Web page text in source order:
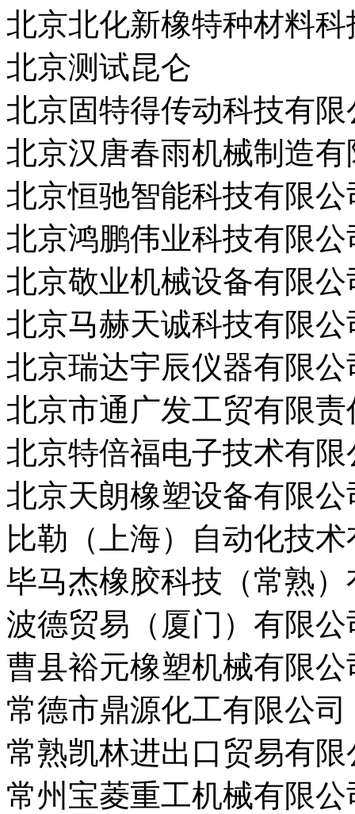
北京北化新橡特种材料
北京测试昆仑
北京固特得传动科技有限
北京汉唐春雨机械制造有
北京恒驰智能科技有限公
北京鸿鹏伟业科技有限公
北京敬业机械设备有限公
北京马赫天诚科技有限公
北京瑞达宇辰仪器有限公
北京市通广发工贸有限责
北京特倍福电子技术有限
北京天朗橡塑设备有限公
比勒（上海）自动化技
毕马杰橡胶科技（常熟
波德贸易（厦门）有限公
曹县裕元橡塑机械有限公
常德市鼎源化工有限公司
常熟凯林进出口贸易有限
常州宝菱重工机械有限公